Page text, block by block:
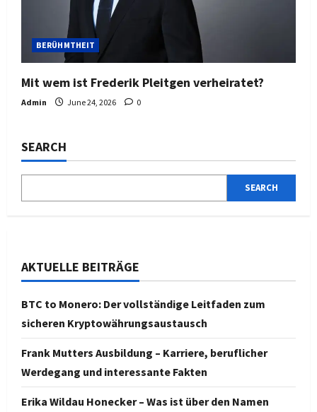
BERÜHMTHEIT
Mit wem ist Frederik Pleitgen verheiratet?
Admin June 24, 2026 0
SEARCH
SEARCH
AKTUELLE BEITRÄGE
BTC to Monero: Der vollständige Leitfaden zum
sicheren Kryptowährungsaustausch
Frank Mutters Ausbildung – Karriere, beruflicher
Werdegang und interessante Fakten
Erika Wildau Honecker – Was ist über den Namen